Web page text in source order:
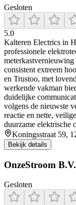
Gesloten
5.0
Kalteren Electrics in
professionele
consistent extreem
en Trustoo, met
werkende vakman
duidelijke
volgens de nieuwste
reactie en nette,
duurzame elektrische
Koningsstraat 59,
Bekijk details
OnzeStroom B.V.
Gesloten